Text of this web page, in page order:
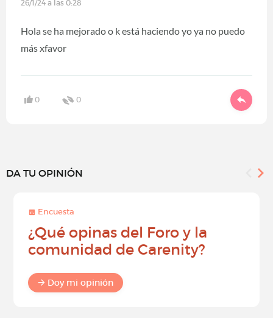
26/1/24 a las 0:28
Hola se ha mejorado o k está haciendo yo ya no puedo
más xfavor
0 0
DA TU OPINIÓN
Encuesta
¿Qué opinas del Foro y la
comunidad de Carenity?
Doy mi opinión